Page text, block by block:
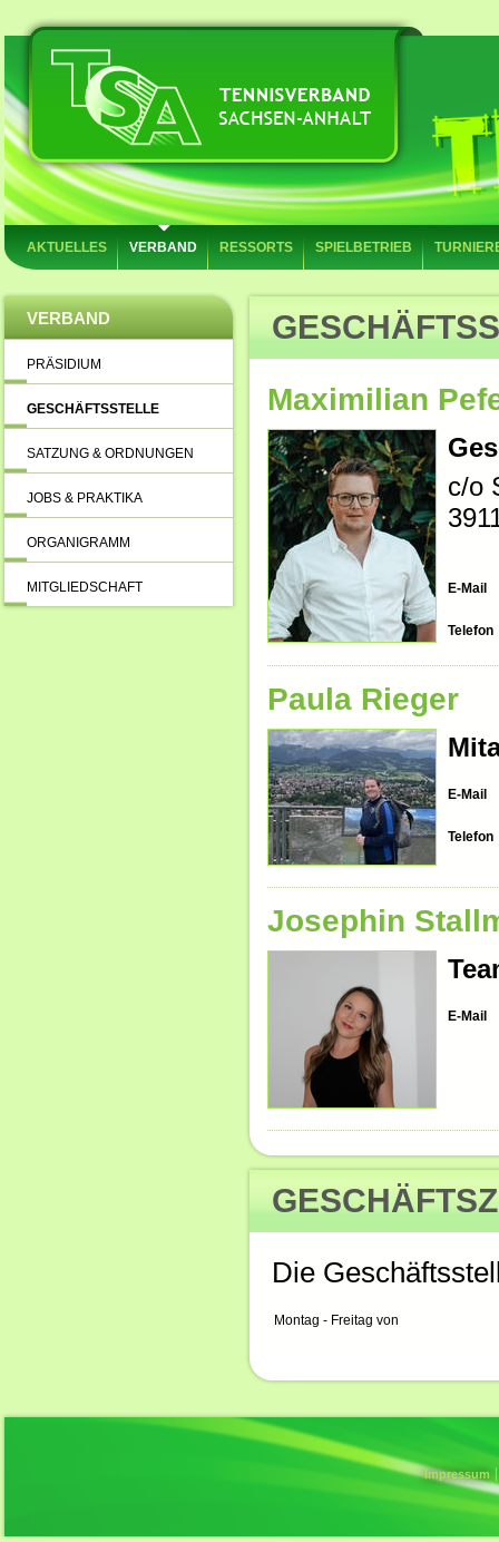
AKTUELLES VERBAND RESSORTS SPIELBETRIEB
VERBAND
PRÄSIDIUM
GESCHÄFTSSTELLE
SATZUNG & ORDNUNGEN
JOBS & PRAKTIKA
ORGANIGRAMM
MITGLIEDSCHAFT
Maximilian
c/o
E-Mail
Telefon
Paula Rieger
E-Mail
Telefon
Josephin
E-Mail
Die
Montag - Freitag von
Impressum